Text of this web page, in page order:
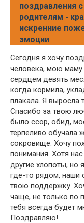
поздравления
родителям -
искренние
эмоции
Сегодня я хочу
человека, мою
сердцем девять
когда кормила,
плакала. Я выросла
Спасибо за твою
было ссор, обид,
терпеливо обучала
сокровище. Хочу
понимания. Хотя
другие хлопоты, но
где-то рядом, наши
твою поддержку.
чаще, не только по
тебя всегда будет
Поздравляю!